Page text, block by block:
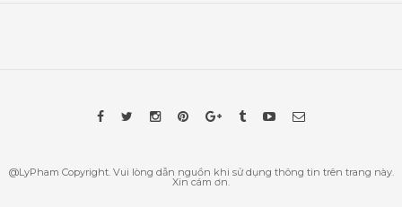
@LyPham Copyright. Vui lòng dẫn nguồn khi sử dụng thông tin trên trang này.
Xin cám ơn.